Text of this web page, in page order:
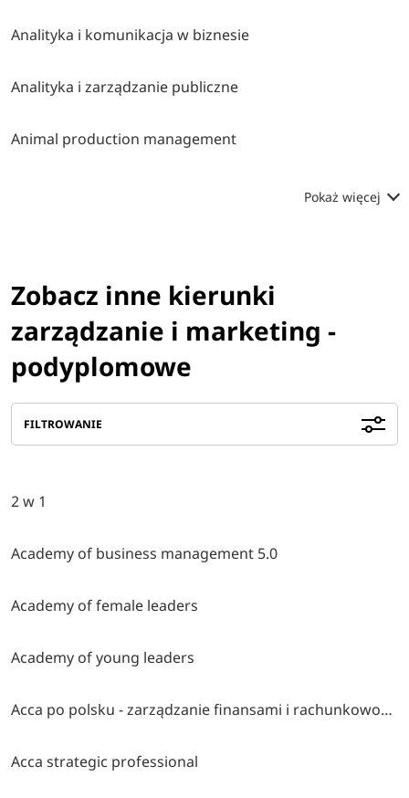
Analityka i komunikacja w biznesie
Analityka i zarządzanie publiczne
Animal production management
Pokaż więcej
Zobacz inne kierunki
zarządzanie i marketing -
podyplomowe
FILTROWANIE
2 w 1
Academy of business management 5.0
Academy of female leaders
Academy of young leaders
Acca po polsku - zarządzanie finansami i rachunkowość w środowisku międzynarodowym
Acca strategic professional